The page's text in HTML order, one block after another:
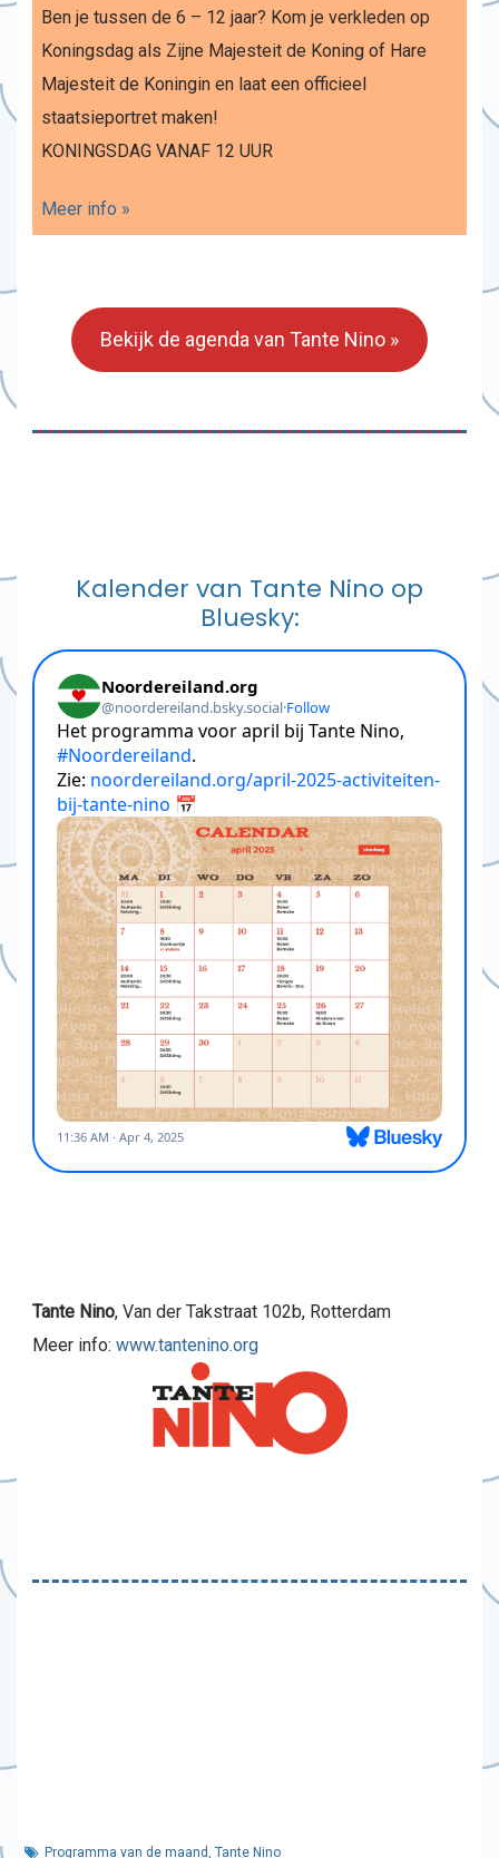
Ben je tussen de 6 – 12 jaar? Kom je verkleden op
Koningsdag als Zijne Majesteit de Koning of Hare
Majesteit de Koningin en laat een officieel
staatsieportret maken!
KONINGSDAG VANAF 12 UUR
Meer info »
Bekijk de agenda van Tante Nino »
Kalender van Tante Nino op
Bluesky:
Tante Nino, Van der Takstraat 102b, Rotterdam
Meer info: www.tantenino.org
Programma van de maand, Tante Nino